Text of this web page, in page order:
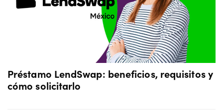
Préstamo LendSwap: beneficios, requisitos y
cómo solicitarlo